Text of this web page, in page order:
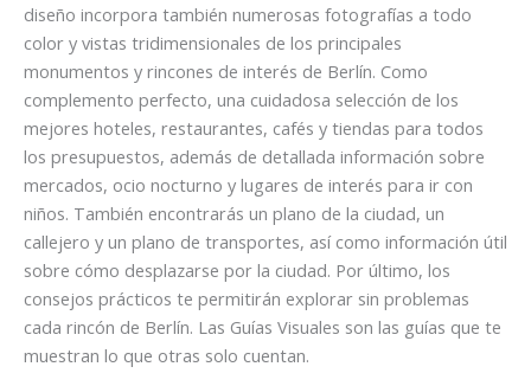
diseño incorpora también numerosas fotografías a todo
color y vistas tridimensionales de los principales
monumentos y rincones de interés de Berlín. Como
complemento perfecto, una cuidadosa selección de los
mejores hoteles, restaurantes, cafés y tiendas para todos
los presupuestos, además de detallada información sobre
mercados, ocio nocturno y lugares de interés para ir con
niños. También encontrarás un plano de la ciudad, un
callejero y un plano de transportes, así como información útil
sobre cómo desplazarse por la ciudad. Por último, los
consejos prácticos te permitirán explorar sin problemas
cada rincón de Berlín. Las Guías Visuales son las guías que te
muestran lo que otras solo cuentan.